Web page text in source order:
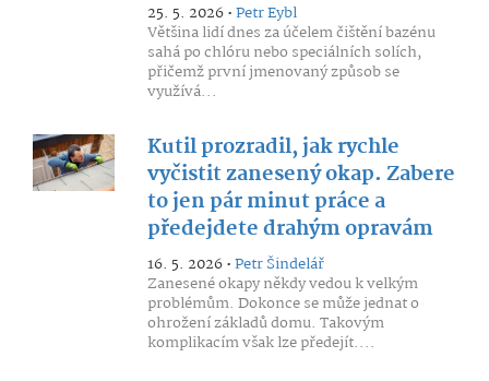
25. 5. 2026 •Petr Eybl
Většina lidí dnes za účelem čištění bazénu
sahá po chlóru nebo speciálních solích,
přičemž první jmenovaný způsob se
využívá...
Kutil prozradil, jak rychle
vyčistit zanesený okap. Zabere
to jen pár minut práce a
předejdete drahým opravám
16. 5. 2026 •Petr Šindelář
Zanesené okapy někdy vedou k velkým
problémům. Dokonce se může jednat o
ohrožení základů domu. Takovým
komplikacím však lze předejít....